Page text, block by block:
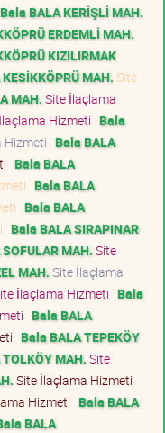
Bala BALA KERİŞLİ MAH.
ERDEMLİ MAH.
KIZILIRMAK
MAH. Site
MAH. Site İlaçlama
Hizmeti Bala
Hizmeti Bala BALA
Bala BALA
Bala BALA
Bala BALA
Bala BALA SIRAPINAR
MAH. Site
MAH. Site İlaçlama
İlaçlama Hizmeti Bala
Bala BALA
Bala BALA TEPEKÖY
MAH. Site
Site İlaçlama Hizmeti
Hizmeti Bala BALA
BALA